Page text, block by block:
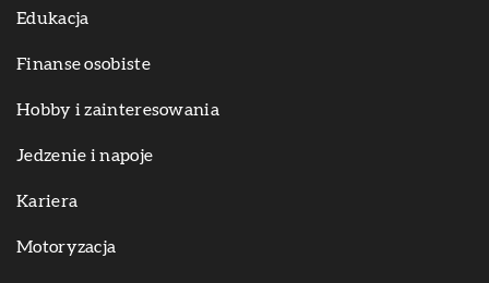
Edukacja
Finanse osobiste
Hobby i zainteresowania
Jedzenie i napoje
Kariera
Motoryzacja